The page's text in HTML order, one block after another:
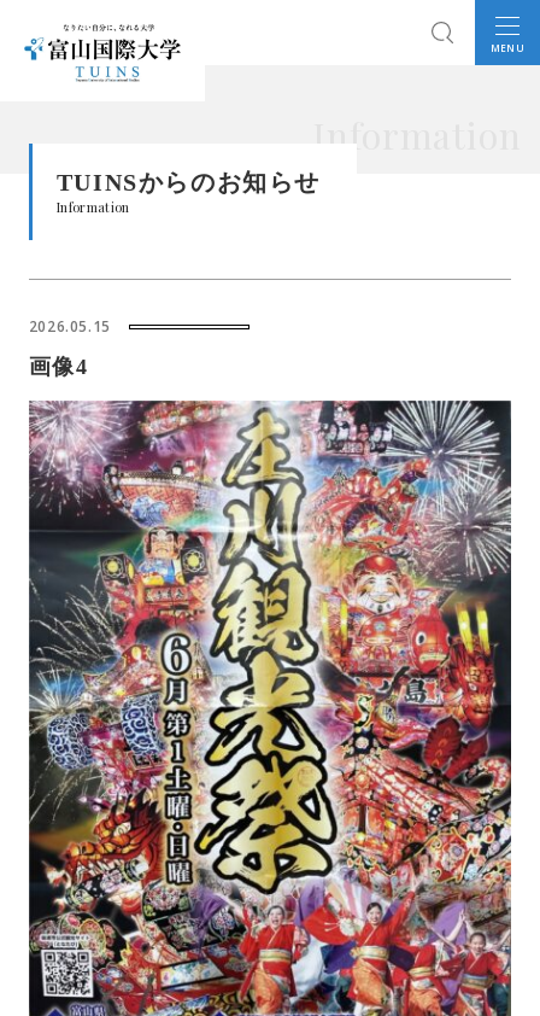
MENU
Information
TUINSからのお知らせ
Information
2026.05.15
画像4